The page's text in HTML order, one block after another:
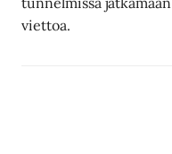
viettoa.